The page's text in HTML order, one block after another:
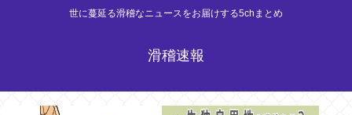
世に蔓延る滑稽なニュースをお届けする5chまとめ
滑稽速報